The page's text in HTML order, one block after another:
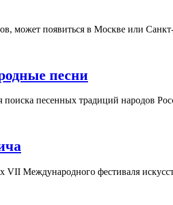
может появиться в Москве или
песни
песенных традиций народов
VII Международного фестиваля